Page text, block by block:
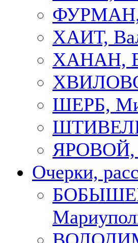
ФУРМАН,
ХАИТ,
ХАНАН,
ШЕРБ,
ЯРОВОЙ,
Очерки,